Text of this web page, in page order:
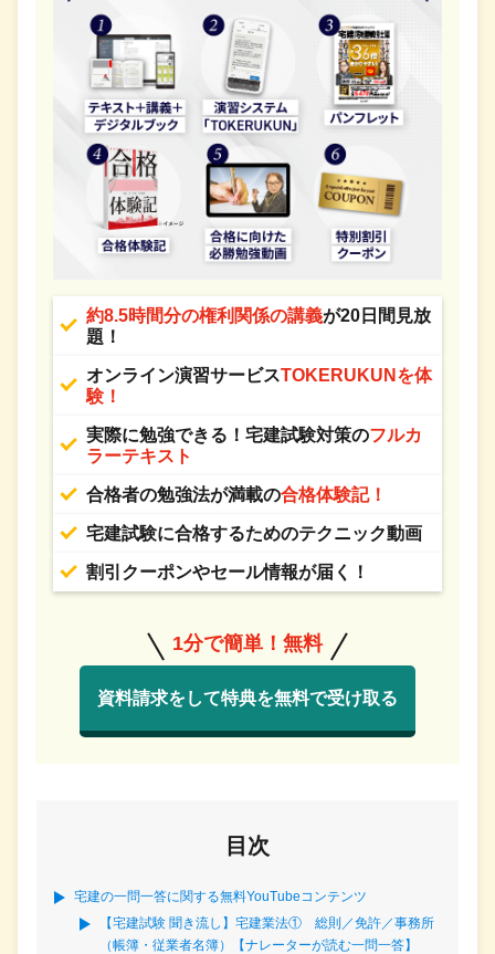
約8.5時間分の権利関係の講義が20日間見放
題！
オンライン演習サービスTOKERUKUNを体
験！
実際に勉強できる！宅建試験対策のフルカ
ラーテキスト
合格者の勉強法が満載の合格体験記！
宅建試験に合格するためのテクニック動画
割引クーポンやセール情報が届く！
1分で簡単！無料
資料請求をして特典を無料で受け取る
目次
宅建の一問一答に関する無料YouTubeコンテンツ
【宅建試験 聞き流し】宅建業法① 総則／免許／事務所
（帳簿・従業者名簿）【ナレーターが読む一問一答】